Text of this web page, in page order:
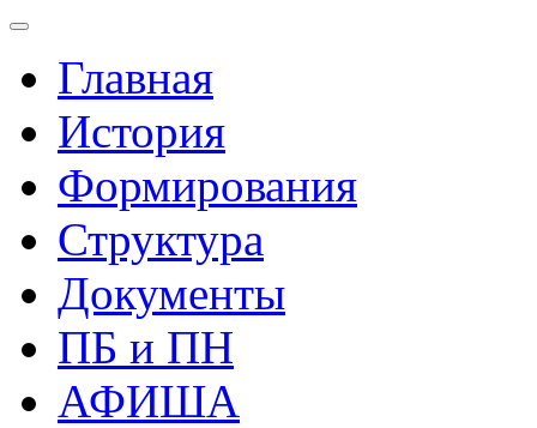
Главная
История
Формирования
Структура
Документы
ПБ и ПН
АФИША